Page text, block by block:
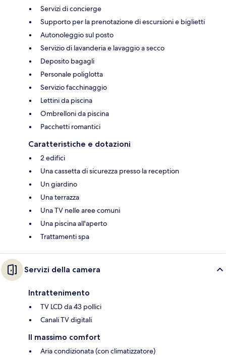
Servizi di concierge
Supporto per la prenotazione di escursioni e biglietti
Autonoleggio sul posto
Servizio di lavanderia e lavaggio a secco
Deposito bagagli
Personale poliglotta
Servizio facchinaggio
Lettini da piscina
Ombrelloni da piscina
Pacchetti romantici
Caratteristiche e dotazioni
2 edifici
Una cassetta di sicurezza presso la reception
Un giardino
Una terrazza
Una TV nelle aree comuni
Una piscina all'aperto
Trattamenti spa
Servizi della camera
Intrattenimento
TV LCD da 43 pollici
Canali TV digitali
Il massimo comfort
Aria condizionata (con climatizzatore)